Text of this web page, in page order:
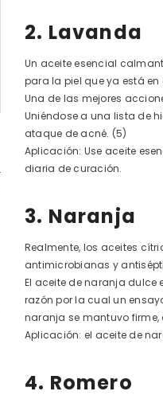
2. Lavanda
Un aceite esencial
para la piel que ya está en
Una de las mejores
Uniéndose a una lista de
ataque de acné. (5)
Aplicación: Use aceite
diaria de curación.
3. Naranja
Realmente, los aceites
antimicrobianas y
El aceite de naranja dulce
razón por la cual un
naranja se mantuvo
Aplicación: el aceite de
4. Romero